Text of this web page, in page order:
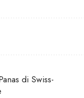
di Swiss-